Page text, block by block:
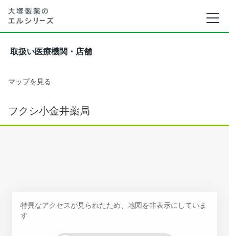
取扱い医療機関・店舗
マップを見る
フクシ小金井薬局
特異なアクセスが見られたため、地図を非表示にしていま
す